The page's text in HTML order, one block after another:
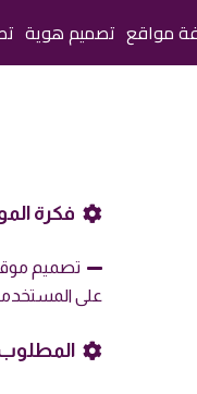
مواقع تصميم هوية
فكرة
تصميم
على
المطلوب